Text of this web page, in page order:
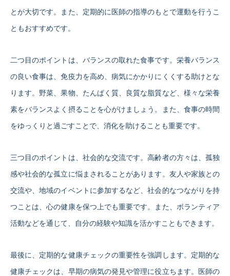
とが大切です。また、定期的に医師の指導のもとで運動を行うこ
ともおすすめです。
二つ目のポイントは、バランスの取れた食事です。栄養バランス
の良い食事は、免疫力を高め、病気にかかりにくくする助けとな
ります。野菜、果物、たんぱく質、良質な脂質など、様々な栄養
素をバランスよく摂ることを心がけましょう。また、食事の時間
をゆっくりと過ごすことで、消化を助けることも重要です。
三つ目のポイントは、社会的な交流です。高齢者の方々は、孤独
感や社会的な孤立に悩まされることがあります。友人や家族との
交流や、地域のイベントに参加するなど、社会的なつながりを持
つことは、心の健康を保つ上でも重要です。また、ボランティア
活動などを通じて、自分の経験や知識を活かすこともできます。
最後に、定期的な健康チェックの重要性を強調します。定期的な
健康チェックは、早期の病気の発見や管理に役立ちます。医師の